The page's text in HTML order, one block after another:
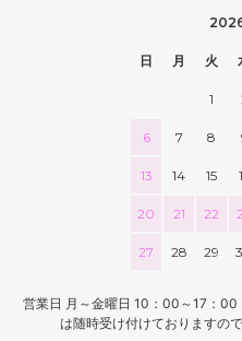
日 月 火
1
6 7 8
13 14 15
20 21 22
27 28 29
営業日 月～金曜日 10：00～17：00
は随時受け付けておりますの